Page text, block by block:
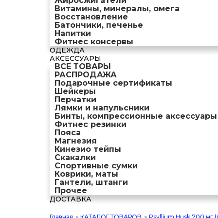
Витамины, минералы, омега
Восстановление
Батончики, печенье
Напитки
Фитнес консервы
ОДЕЖДА
АКСЕССУАРЫ
ВСЕ ТОВАРЫ
РАСПРОДАЖА
Подарочные сертификаты
Шейкеры
Перчатки
Лямки и напульсники
Бинты, компрессионные аксессуары
Фитнес резинки
Пояса
Магнезия
Кинезио тейпы
Скакалки
Спортивные сумки
Коврики, маты
Гантели, штанги
Прочее
ДОСТАВКА